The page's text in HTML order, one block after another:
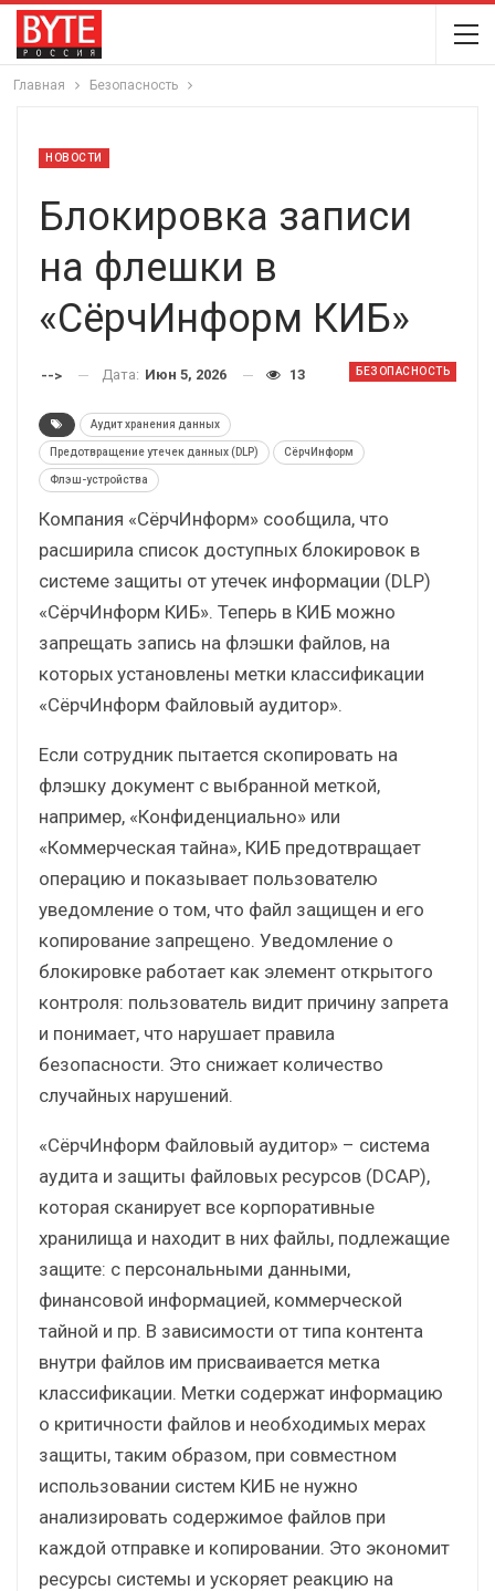
Главная Безопасность
НОВОСТИ
Блокировка записи
на флешки в
«СёрчИнформ КИБ»
БЕЗОПАСНОСТЬ
--> Дата: Июн 5, 2026 13
Аудит хранения данных
Предотвращение утечек данных (DLP) СёрчИнформ
Флэш-устройства
Компания «СёрчИнформ» сообщила, что
расширила список доступных блокировок в
системе защиты от утечек информации (DLP)
«СёрчИнформ КИБ». Теперь в КИБ можно
запрещать запись на флэшки файлов, на
которых установлены метки классификации
«СёрчИнформ Файловый аудитор».
Если сотрудник пытается скопировать на
флэшку документ с выбранной меткой,
например, «Конфиденциально» или
«Коммерческая тайна», КИБ предотвращает
операцию и показывает пользователю
уведомление о том, что файл защищен и его
копирование запрещено. Уведомление о
блокировке работает как элемент открытого
контроля: пользователь видит причину запрета
и понимает, что нарушает правила
безопасности. Это снижает количество
случайных нарушений.
«СёрчИнформ Файловый аудитор» – система
аудита и защиты файловых ресурсов (DCAP),
которая сканирует все корпоративные
хранилища и находит в них файлы, подлежащие
защите: с персональными данными,
финансовой информацией, коммерческой
тайной и пр. В зависимости от типа контента
внутри файлов им присваивается метка
классификации. Метки содержат информацию
о критичности файлов и необходимых мерах
защиты, таким образом, при совместном
использовании систем КИБ не нужно
анализировать содержимое файлов при
каждой отправке и копировании. Это экономит
ресурсы системы и ускоряет реакцию на